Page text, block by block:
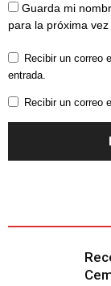
Guarda mi
para la próxima vez
Recibir un correo
entrada.
Recibir un correo